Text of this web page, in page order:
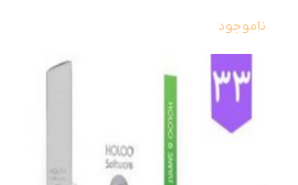
ناموجود